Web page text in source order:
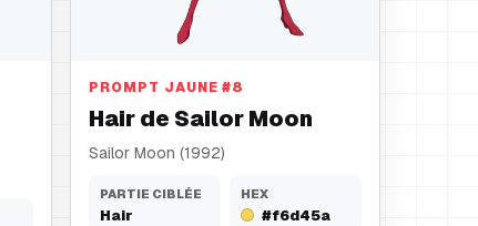
PROMPT JAUNE #8
Hair de Sailor Moon
Sailor Moon (1992)
PARTIE CIBLÉE
Hair
HEX
#f6d45a